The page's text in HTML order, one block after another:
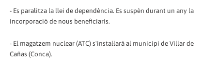
- Es paralitza la llei de dependència. Es suspèn durant un any la
incorporació de nous beneficiaris.
- El magatzem nuclear (ATC) s'instal·larà al municipi de Villar de
Cañas (Conca).